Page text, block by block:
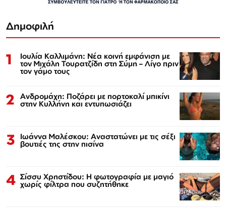
Δημοφιλή
1 Ιουλία Καλλιμάνη: Νέα κοινή εμφάνιση με
τον Μιχάλη Τουρατζίδη στη Σύμη – Λίγο πριν
τον γάμο τους
2 Ανδρομάχη: Ποζάρει με πορτοκαλί μπικίνι
στην Κυλλήνη και εντυπωσιάζει
3 Ιωάννα Μαλέσκου: Αναστατώνει με τις σέξι
βουτιές της στην πισίνα
4 Σίσσυ Χρηστίδου: Η φωτογραφία με μαγιό
χωρίς φίλτρα που συζητήθηκε